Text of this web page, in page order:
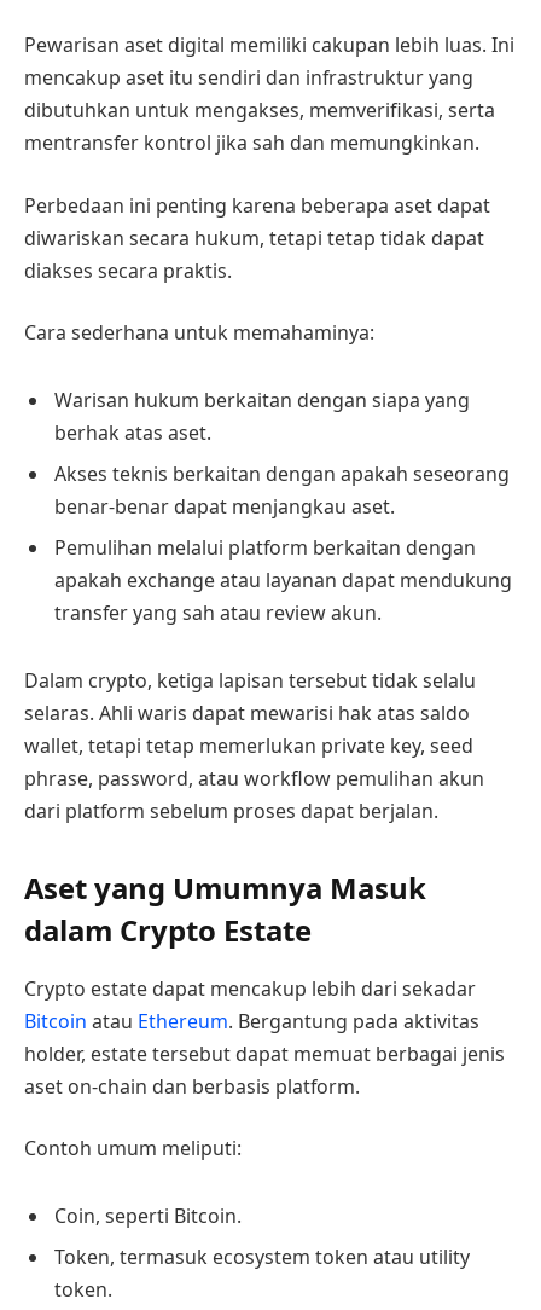
Pewarisan aset digital memiliki cakupan lebih luas. Ini
mencakup aset itu sendiri dan infrastruktur yang
dibutuhkan untuk mengakses, memverifikasi, serta
mentransfer kontrol jika sah dan memungkinkan.
Perbedaan ini penting karena beberapa aset dapat
diwariskan secara hukum, tetapi tetap tidak dapat
diakses secara praktis.
Cara sederhana untuk memahaminya:
Warisan hukum berkaitan dengan siapa yang
berhak atas aset.
Akses teknis berkaitan dengan apakah seseorang
benar-benar dapat menjangkau aset.
Pemulihan melalui platform berkaitan dengan
apakah exchange atau layanan dapat mendukung
transfer yang sah atau review akun.
Dalam crypto, ketiga lapisan tersebut tidak selalu
selaras. Ahli waris dapat mewarisi hak atas saldo
wallet, tetapi tetap memerlukan private key, seed
phrase, password, atau workflow pemulihan akun
dari platform sebelum proses dapat berjalan.
Aset yang Umumnya Masuk
dalam Crypto Estate
Crypto estate dapat mencakup lebih dari sekadar
Bitcoin atau Ethereum. Bergantung pada aktivitas
holder, estate tersebut dapat memuat berbagai jenis
aset on-chain dan berbasis platform.
Contoh umum meliputi:
Coin, seperti Bitcoin.
Token, termasuk ecosystem token atau utility
token.